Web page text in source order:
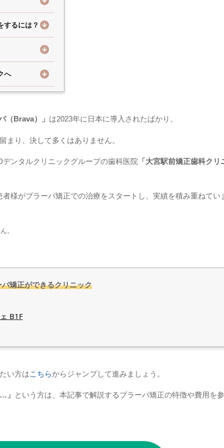
するには？
へ
（Brava）」 は2023年に日本に導入されたばかり。
まり、決して多くはありません。
ンタルクリニックグループの歯科医院 「大宮駅前矯正歯科クリ
様がブラーバ矯正での治療をスタートし、実績を積み重ねてい
。
矯正ができるクリニック
B1F
い方はこちらからジャンプして進みましょう。
」 という方は、本記事で解説するブラーバ矯正の特徴や費用を参